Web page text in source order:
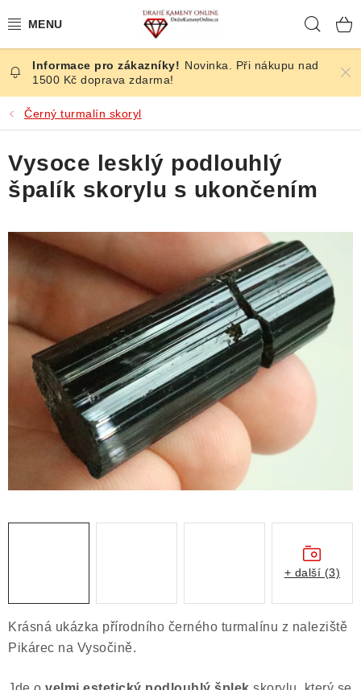
na
ČESKÉ KAMENY
ŠPERKY
KAMENY ZE SVĚTA
BROUŠENÉ
SLEVY
KRYSTALY
ČLÁNKY
NALEZIŠTĚ
NÁŠ PŘÍBĚH
VIDEOGALERIE
Ochrana osobních údajů
Novinka. Při nákupu nad
1500 Kč doprava zdarma!
Černý turmalín skoryl
Krásná ukázka přírodního černého turmalínu z naleziště
Pikárec na Vysočině.
Vysoce lesklý podlouhlý
špalík skorylu s ukončením
+ další (3)